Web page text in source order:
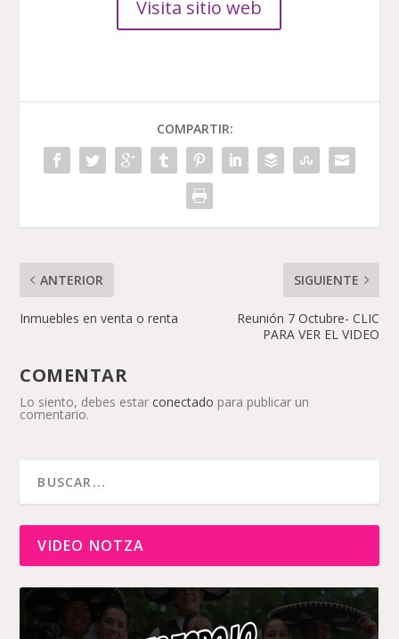
Visita sitio web
COMPARTIR:
ANTERIOR
Inmuebles en venta o renta
SIGUIENTE
Reunión 7 Octubre- CLIC
PARA VER EL VIDEO
COMENTAR
Lo siento, debes estarconectado para publicar un
comentario.
VIDEO NOTZA